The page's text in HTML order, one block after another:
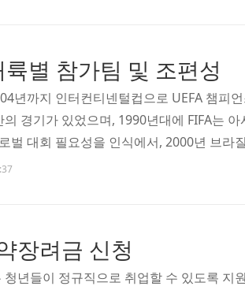
재난지원금, 각종 공공서비스 신청 기간도
별 참가팀 및 조편성
년까지 인터컨티넨털컵으로 UEFA 챔피
경기가 있었으며, 1990년대에 FIFA는
벌 대회 필요성을 인식에서, 2000년 브라
가 되었습니다. 2005년에 인터컨티넨털
5팀, 아시아 4팀, 아프리카 4팀..
장려금 신청
년들이 정규직으로 취업할 수 있도록 지